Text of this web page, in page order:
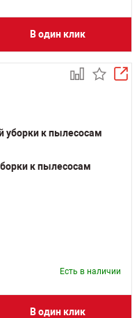
В один клик
к пылесосам
Есть в наличии
В один клик